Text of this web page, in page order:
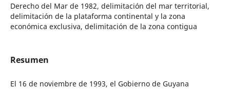
Derecho del Mar de 1982, delimitación del mar territorial,
delimitación de la plataforma continental y la zona
económica exclusiva, delimitación de la zona contigua
Resumen
El 16 de noviembre de 1993, el Gobierno de Guyana